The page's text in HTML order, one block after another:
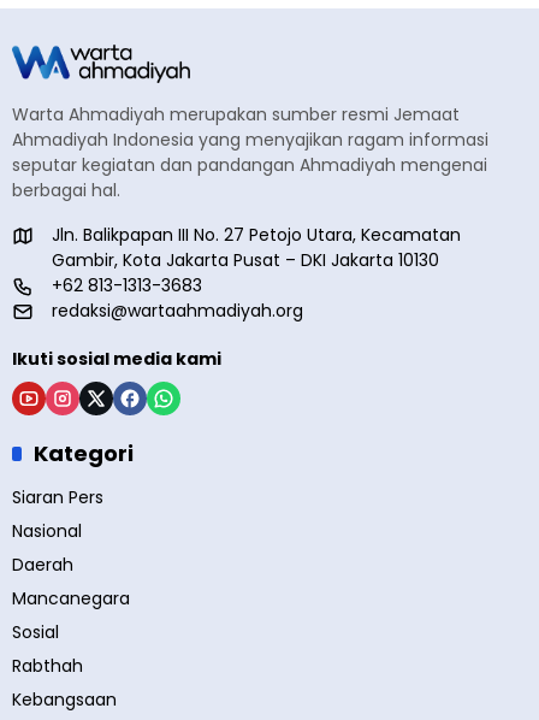
Warta Ahmadiyah merupakan sumber resmi Jemaat
Ahmadiyah Indonesia yang menyajikan ragam informasi
seputar kegiatan dan pandangan Ahmadiyah mengenai
berbagai hal.
Jln. Balikpapan III No. 27 Petojo Utara, Kecamatan
Gambir, Kota Jakarta Pusat – DKI Jakarta 10130
+62 813-1313-3683
redaksi@wartaahmadiyah.org
Ikuti sosial media kami
Kategori
Siaran Pers
Nasional
Daerah
Mancanegara
Sosial
Rabthah
Kebangsaan